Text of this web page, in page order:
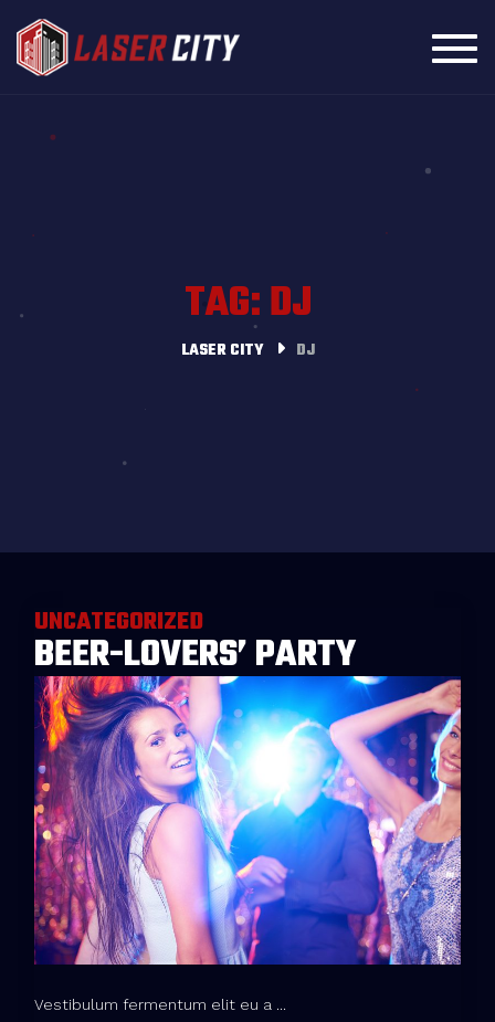
TAG: DJ
LASER CITY DJ
UNCATEGORIZED
BEER-LOVERS’ PARTY
Vestibulum fermentum elit eu a ...